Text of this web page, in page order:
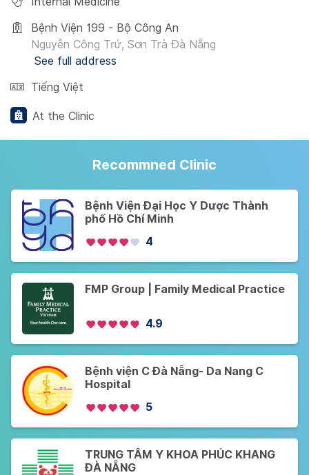
Bệnh Viện 199 - Bộ Công An
Nguyễn Công Trứ, Sơn Trà Đà Nẵng
See full address
Tiếng Việt
At the Clinic
Recommned Clinic
Bệnh Viện Đại Học Y Dược Thành
phố Hồ Chí Minh
4
FMP Group | Family Medical Practice
4.9
Bệnh viện C Đà Nẵng- Da Nang C
Hospital
5
TRUNG TÂM Y KHOA PHÚC KHANG
ĐÀ NẴNG